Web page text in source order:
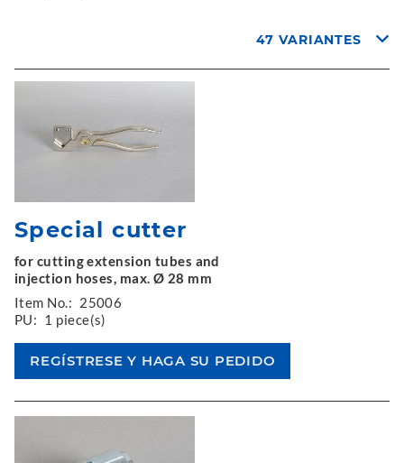
47 VARIANTES
Special cutter
for cutting extension tubes and
injection hoses, max. Ø 28 mm
Item No.: 25006
PU: 1 piece(s)